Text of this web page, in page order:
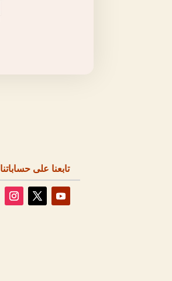
تابعنا على حساباتنا